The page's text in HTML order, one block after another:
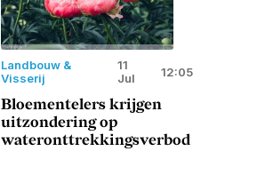
Landbouw &
Visserij
11
Jul
12:05
Bloementelers krijgen
uitzondering op
wateronttrekkingsverbod